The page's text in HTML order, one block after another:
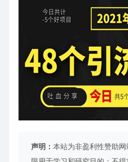
声明： 本站为非盈利性赞助